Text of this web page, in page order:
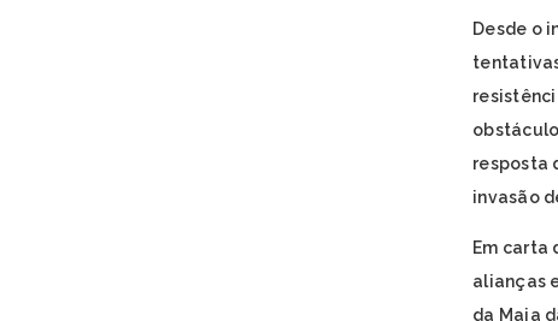
Desde o
resposta
invasão
Em carta
alianças
da Maia